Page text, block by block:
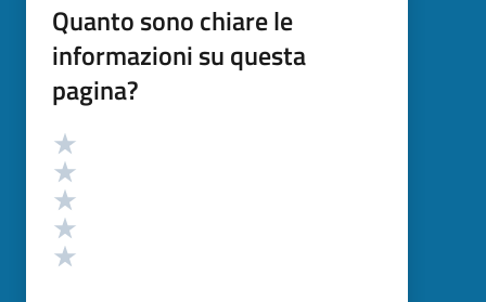
Quanto sono chiare le
informazioni su questa
pagina?
Valutazione